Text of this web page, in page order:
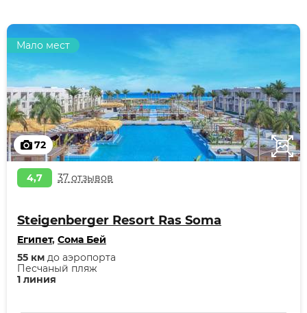
72
Мало мест
4,7 37 отзывов
Steigenberger Resort Ras Soma
Египет, Сома Бей
1 линия
Песчаный пляж
55 км до аэропорта